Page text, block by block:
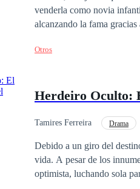
venderla como novia
alcanzando la fama
durante su desaparición,
para alcanzar sus metas,
enfrentándose al
Otros
Herdeiro Oculto:
Tamires Ferreira Drama
Debido a un giro del
vida. A pesar de los
optimista, luchando sola